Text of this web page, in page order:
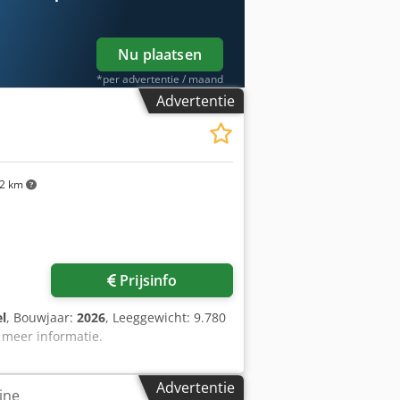
voor meer informatie.
Nu plaatsen
*per advertentie / maand
Advertentie
km
Prijsinfo
, Bouwjaar: 2026, Leeggewicht: 9.780
meer informatie.
Advertentie